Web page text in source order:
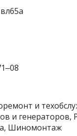
и
и генераторов,
Шиномонтаж